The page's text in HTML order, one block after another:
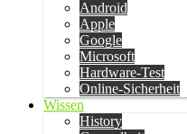
Android
Apple
Google
Microsoft
Hardware-Test
Online-Sicherheit
Wissen
History